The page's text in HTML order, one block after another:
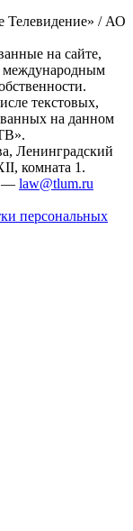
Телевидение» / АО
на сайте,
международным
текстовых,
на данном
Ленинградский
комната 1.
— law@tlum.ru
персональных